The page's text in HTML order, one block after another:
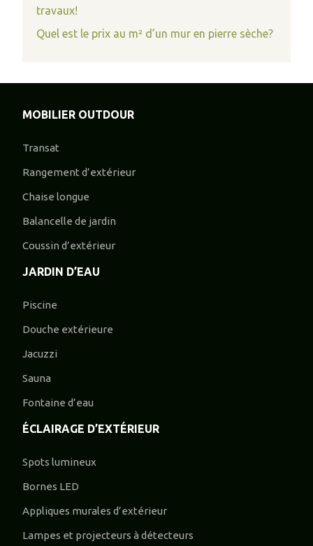
travaux!
Quel est le prix au m² d’un mur en pierre sèche?
MOBILIER OUTDOUR
Transat
Rangement d’extérieur
Chaise longue
Balancelle de jardin
Coussin d’extérieur
JARDIN D’EAU
Piscine
Douche extérieure
Jacuzzi
Sauna
Fontaine d’eau
ÉCLAIRAGE D’EXTÉRIEUR
Spots lumineux
Bornes LED
Appliques murales d’extérieur
Lampes et projecteurs à détecteurs